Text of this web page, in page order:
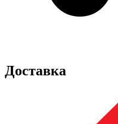
Доставка